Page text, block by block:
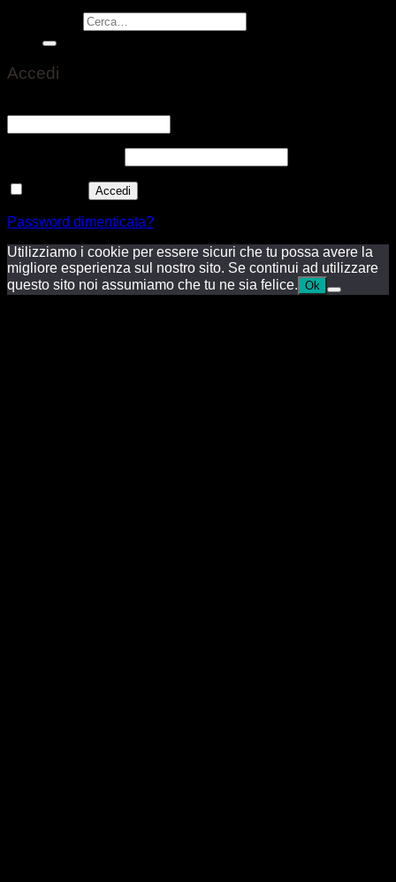
Accedi
Accedi
Password dimenticata?
Utilizziamo i cookie per essere sicuri che tu possa avere la
migliore esperienza sul nostro sito. Se continui ad utilizzare
questo sito noi assumiamo che tu ne sia felice. Ok